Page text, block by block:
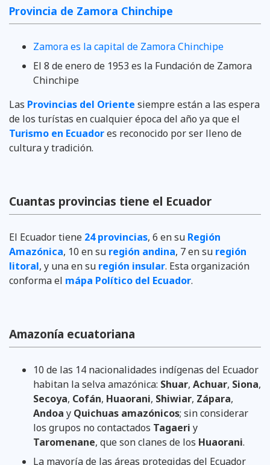
Provincia de Zamora Chinchipe
Zamora es la capital de Zamora Chinchipe
El 8 de enero de 1953 es la Fundación de Zamora
Chinchipe
Las Provincias del Oriente siempre están a las espera
de los turístas en cualquier época del año ya que el
Turismo en Ecuadores reconocido por ser lleno de
cultura y tradición.
Cuantas provincias tiene el Ecuador
El Ecuador tiene 24 provincias, 6 en su Región
Amazónica, 10 en su región andina, 7 en su región
litoral, y una en su región insular. Esta organización
conforma el mápa Político del Ecuador.
Amazonía ecuatoriana
10 de las 14 nacionalidades indígenas del Ecuador
habitan la selva amazónica: Shuar, Achuar, Siona,
Secoya, Cofán, Huaorani, Shiwiar, Zápara,
Andoa y Quichuas amazónicos; sin considerar
los grupos no contactados Tagaeri y
Taromenane, que son clanes de los Huaorani.
La mayoría de las áreas protegidas del Ecuador